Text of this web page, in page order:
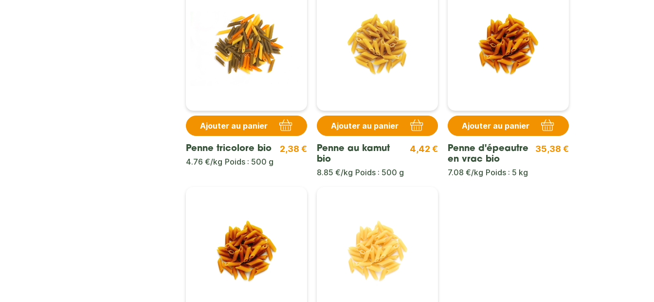
Ajouter au panier
Penne tricolore bio 2,38 €
4.76 €/kg Poids : 500 g
Ajouter au panier
Penne au kamut
bio
4,42 €
8.85 €/kg Poids : 500 g
Ajouter au panier
Penne d'épeautre
en vrac bio
35,38 €
7.08 €/kg Poids : 5 kg